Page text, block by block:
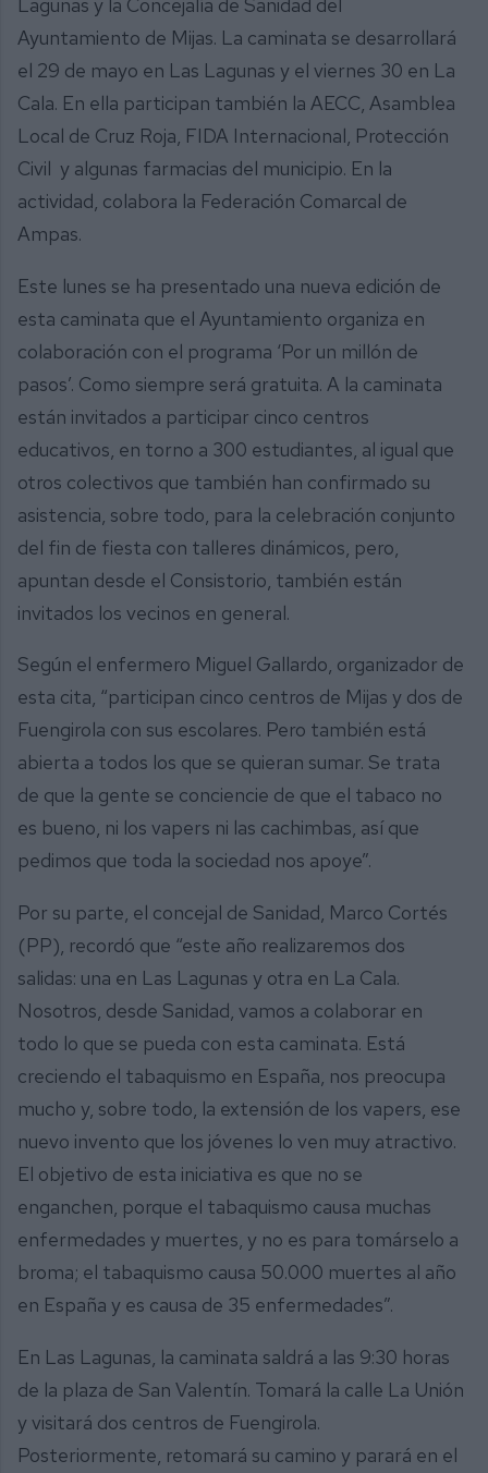
Lagunas y la Concejalía de Sanidad del
Ayuntamiento de Mijas. La caminata se desarrollará
el 29 de mayo en Las Lagunas y el viernes 30 en La
Cala. En ella participan también la AECC, Asamblea
Local de Cruz Roja, FIDA Internacional, Protección
Civil y algunas farmacias del municipio. En la
actividad, colabora la Federación Comarcal de
Ampas.
Este lunes se ha presentado una nueva edición de
esta caminata que el Ayuntamiento organiza en
colaboración con el programa ‘Por un millón de
pasos’. Como siempre será gratuita. A la caminata
están invitados a participar cinco centros
educativos, en torno a 300 estudiantes, al igual que
otros colectivos que también han confirmado su
asistencia, sobre todo, para la celebración conjunto
del fin de fiesta con talleres dinámicos, pero,
apuntan desde el Consistorio, también están
invitados los vecinos en general.
Según el enfermero Miguel Gallardo, organizador de
esta cita, “participan cinco centros de Mijas y dos de
Fuengirola con sus escolares. Pero también está
abierta a todos los que se quieran sumar. Se trata
de que la gente se conciencie de que el tabaco no
es bueno, ni los vapers ni las cachimbas, así que
pedimos que toda la sociedad nos apoye”.
Por su parte, el concejal de Sanidad, Marco Cortés
(PP), recordó que “este año realizaremos dos
salidas: una en Las Lagunas y otra en La Cala.
Nosotros, desde Sanidad, vamos a colaborar en
todo lo que se pueda con esta caminata. Está
creciendo el tabaquismo en España, nos preocupa
mucho y, sobre todo, la extensión de los vapers, ese
nuevo invento que los jóvenes lo ven muy atractivo.
El objetivo de esta iniciativa es que no se
enganchen, porque el tabaquismo causa muchas
enfermedades y muertes, y no es para tomárselo a
broma; el tabaquismo causa 50.000 muertes al año
en España y es causa de 35 enfermedades”.
En Las Lagunas, la caminata saldrá a las 9:30 horas
de la plaza de San Valentín. Tomará la calle La Unión
y visitará dos centros de Fuengirola.
Posteriormente, retomará su camino y parará en el